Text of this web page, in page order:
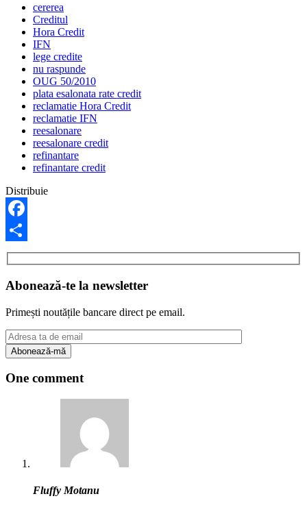
cererea
Creditul
Hora Credit
IFN
lege credite
nu raspunde
OUG 50/2010
plata esalonata rate credit
reclamatie Hora Credit
reclamatie IFN
reesalonare
reesalonare credit
refinantare
refinantare credit
Distribuie
Facebook
Share
Abonează-te la newsletter
Primești noutățile bancare direct pe email.
One comment
Fluffy Motanu